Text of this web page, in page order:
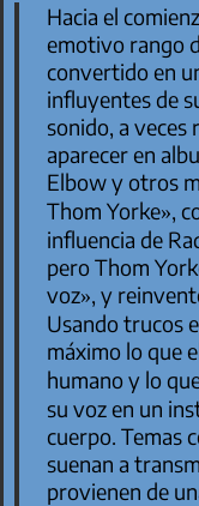
Hacia el
emotivo rango
convertido en
influyentes de
sonido, a veces
aparecer en
Elbow y otros
Thom Yorke»,
influencia de
pero Thom
voz», y
Usando trucos
máximo lo que
humano y lo
su voz en un
cuerpo. Temas
suenan a
provienen de